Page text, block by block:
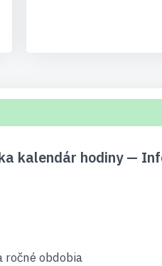
kalendár hodiny —
ročné obdobia